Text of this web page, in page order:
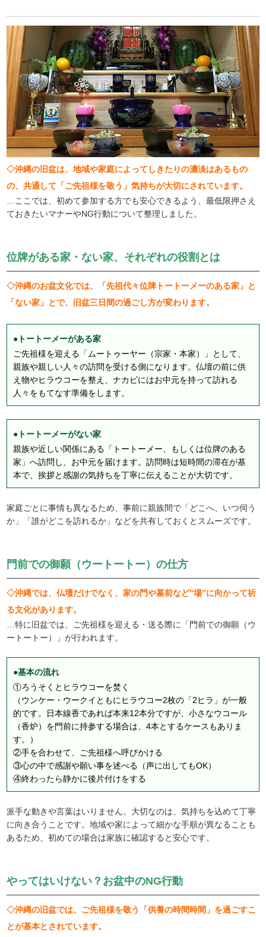
◇沖縄の旧盆は、地域や家庭によってしきたりの濃淡はあるもの
の、共通して「ご先祖様を敬う」気持ちが大切にされています。
…ここでは、初めて参加する方でも安心できるよう、最低限押さえ
ておきたいマナーやNG行動について整理しました。
位牌がある家・ない家、それぞれの役割とは
◇沖縄のお盆文化では、「先祖代々位牌トートーメーのある家」と
「ない家」とで、旧盆三日間の過ごし方が変わります。
●トートーメーがある家
ご先祖様を迎える「ムートゥーヤー（宗家・本家）」として、
親族や親しい人々の訪問を受ける側になります。仏壇の前に供
え物やヒラウコーを整え、ナカビにはお中元を持って訪れる
人々をもてなす準備をします。
●トートーメーがない家
親族や近しい関係にある「トートーメー、もしくは位牌のある
家」へ訪問し、お中元を届けます。訪問時は短時間の滞在が基
本で、挨拶と感謝の気持ちを丁寧に伝えることが大切です。
家庭ごとに事情も異なるため、事前に親族間で「どこへ、いつ伺う
か」「誰がどこを訪れるか」などを共有しておくとスムーズです。
門前での御願（ウートートー）の仕方
◇沖縄では、仏壇だけでなく、家の門や墓前など”場”に向かって祈
る文化があります。
…特に旧盆では、ご先祖様を迎える・送る際に「門前での御願（ウ
ートートー）」が行われます。
●基本の流れ
①ろうそくとヒラウコーを焚く
（ウンケー・ウークイともにヒラウコー2枚の「2ヒラ」が一般
的です。日本線香であれば本来12本分ですが、小さなウコール
（香炉）を門前に持参する場合は、4本とするケースもありま
す。）
②手を合わせて、ご先祖様へ呼びかける
③心の中で感謝や願い事を述べる（声に出してもOK）
④終わったら静かに後片付けをする
派手な動きや言葉はいりません。大切なのは、気持ちを込めて丁寧
に向き合うことです。地域や家によって細かな手順が異なることも
あるため、初めての場合は家族に確認すると安心です。
やってはいけない？お盆中のNG行動
◇沖縄の旧盆では、ご先祖様を敬う「供養の時間時間」を過ごすこ
とが基本とされています。